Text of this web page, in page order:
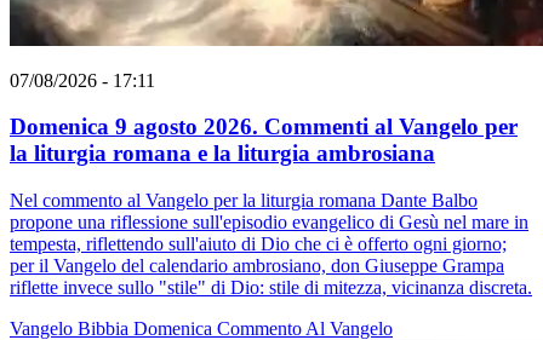
07/08/2026 - 17:11
Domenica 9 agosto 2026. Commenti al Vangelo per
la liturgia romana e la liturgia ambrosiana
Nel commento al Vangelo per la liturgia romana Dante Balbo
propone una riflessione sull'episodio evangelico di Gesù nel mare in
tempesta, riflettendo sull'aiuto di Dio che ci è offerto ogni giorno;
per il Vangelo del calendario ambrosiano, don Giuseppe Grampa
riflette invece sullo "stile" di Dio: stile di mitezza, vicinanza discreta.
Vangelo Bibbia Domenica Commento Al Vangelo